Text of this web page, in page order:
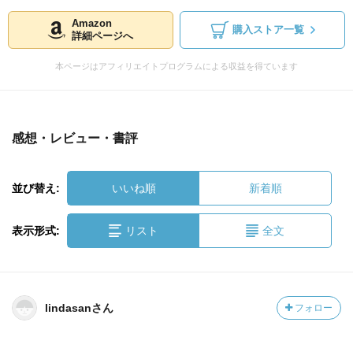
Amazon
詳細ページへ
購入ストア一覧
本ページはアフィリエイトプログラムによる収益を得ています
感想・レビュー・書評
並び替え: いいね順 新着順
表示形式: リスト 全文
lindasanさん フォロー